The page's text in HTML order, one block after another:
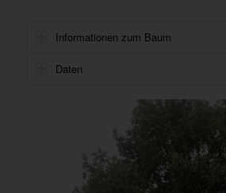
Informationen zum Baum
Daten